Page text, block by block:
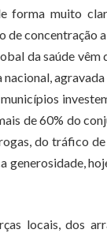
forma muito
concentração
da saúde vêm
de 60% do
do tráfico
generosidade,
locais, dos